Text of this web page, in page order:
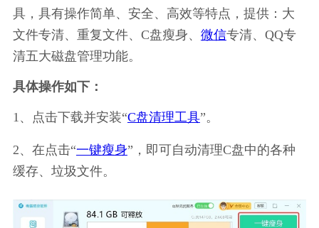
具，具有操作简单、安全、高效等特点，提供：大
文件专清、重复文件、C盘瘦身、 微信专清、QQ专
清五大磁盘管理功能。
具体操作如下：
1、点击下载并安装“C盘清理工具”。
2、在点击“一键瘦身”，即可自动清理C盘中的各种
缓存、垃圾文件。